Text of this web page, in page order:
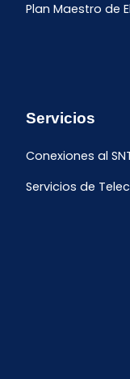
Plan Maestro de
Servicios
Conexiones al
Servicios de